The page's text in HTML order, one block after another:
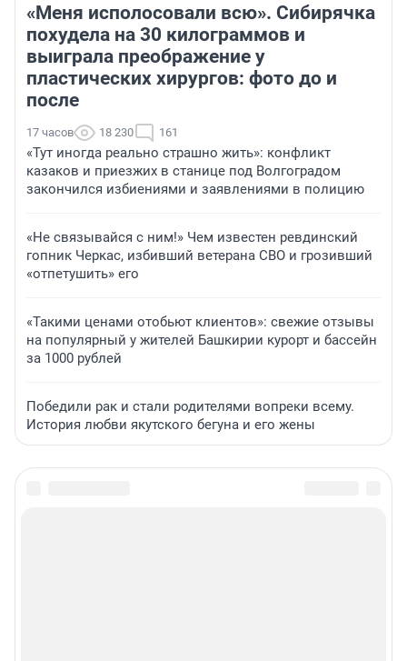
«Меня исполосовали всю». Сибирячка
похудела на 30 килограммов и
выиграла преображение у
пластических хирургов: фото до и
после
17 часов 18 230 161
«Тут иногда реально страшно жить»: конфликт
казаков и приезжих в станице под Волгоградом
закончился избиениями и заявлениями в полицию
«Не связывайся с ним!» Чем известен ревдинский
гопник Черкас, избивший ветерана СВО и грозивший
«отпетушить» его
«Такими ценами отобьют клиентов»: свежие отзывы
на популярный у жителей Башкирии курорт и бассейн
за 1000 рублей
Победили рак и стали родителями вопреки всему.
История любви якутского бегуна и его жены